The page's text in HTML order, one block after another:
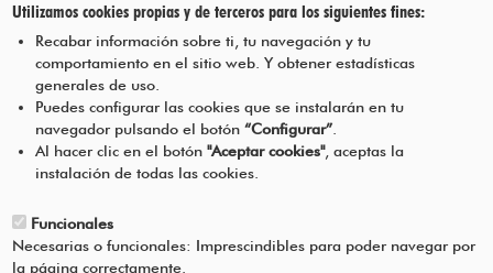
Programa de Educación Ambiental
Escolar de la Mancomunidad de la
Pie
Menú
CONTÁCTANOS
CONDICIONES DEL SERVICIO
Utilizamos cookies propias y de terceros para los siguientes fines:
Recabar información sobre ti, tu navegación y tu
comportamiento en el sitio web. Y obtener estadísticas
generales de uso.
Puedes configurar las cookies que se instalarán en tu
navegador pulsando el botón“Configurar”
Al hacer clic en el botón"Aceptar cookies", aceptas la
instalación de todas las cookies.
Funcionales
Necesarias o funcionales: Imprescindibles para poder navegar por
la página correctamente.